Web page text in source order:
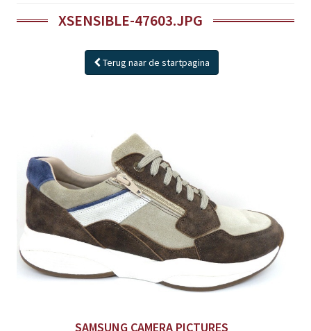
XSENSIBLE-47603.JPG
Terug naar de startpagina
SAMSUNG CAMERA PICTURES